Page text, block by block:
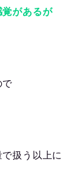
があるが
で
扱う以上に